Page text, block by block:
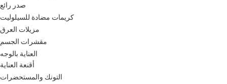
صدر رائع
كريمات مضادة للسيلوليت
مزيلات العرق
مقشرات الجسم
العناية بالوجه
أقنعة العناية
التونك والمستحضرات